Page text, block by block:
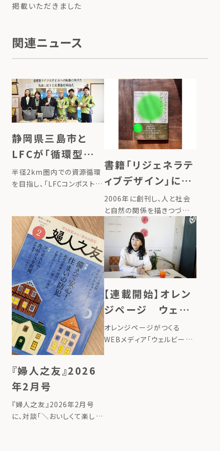
掲載いただきました
関連ニュース
静岡県三島市と
LFCが「循環型ライ
フスタイルへの転
換に向けた取組に
締結
半径2km圏内での資源循環
を目指し、「LFCコンポスト」
下「LFC」）は、静岡県三島市
と、生ごみの減量および環境
負荷の低減を目的とした「循
環型ライフスタイルへの転換
に向 […]
書籍「リジェネラテ
ィブデザイン」に、
代表たいらの半径
2km圏内での栄養
循環のストーリー
が掲載されました。
2006年に創刊し、人と社会
と自然の関係を描きつづけ
るWEBマガジン
「greenz.jp」。 greenzが
『自然環境の再生と同時に、
社会と私たち自身もすこやか
さを取り戻す仕組みをつくる
こと』を「リジェネラティブデ
ザイン […]
『婦人之友』2026
年2月号
『婦人之友』2026年2月号
に、対談「＼おいしくて楽しい
【連載開始】オレン
ジページ ウェル
ビーイング100
オレンジページがつくる
WEBメディア「ウェルビーイ